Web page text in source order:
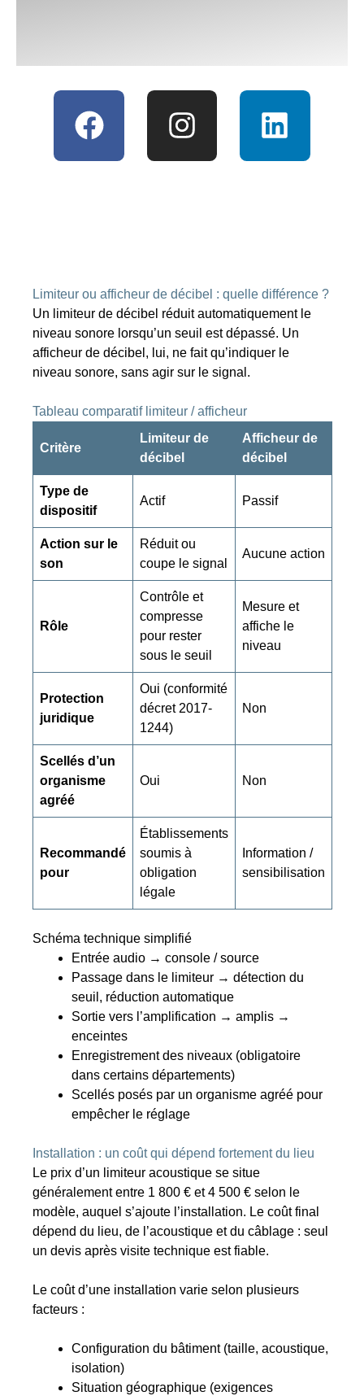
F
a
c
k
I
n
s
r
a
m
L
i
n
n
Limiteur ou afficheur de décibel : quelle différence ?
Un limiteur de décibel réduit automatiquement le
niveau sonore lorsqu’un seuil est dépassé. Un
afficheur de décibel, lui, ne fait qu’indiquer le
niveau sonore, sans agir sur le signal.
Tableau comparatif limiteur / afficheur
Critère
Limiteur de
décibel
Afficheur de
décibel
Type de
dispositif
Actif Passif
Action sur le
son
Réduit ou
coupe le signal
Aucune action
Rôle
Contrôle et
compresse
pour rester
sous le seuil
Mesure et
affiche le
niveau
Protection
juridique
Oui (conformité
décret 2017-
1244)
Non
Scellés d’un
organisme
agréé
Oui Non
Recommandé
pour
Établissements
soumis à
obligation
légale
Information /
sensibilisation
Schéma technique simplifié
Entrée audio → console / source
Passage dans le limiteur → détection du
seuil, réduction automatique
Sortie vers l’amplification → amplis →
enceintes
Enregistrement des niveaux (obligatoire
dans certains départements)
Scellés posés par un organisme agréé pour
empêcher le réglage
Installation : un coût qui dépend fortement du lieu
Le prix d’un limiteur acoustique se situe
généralement entre 1 800 € et 4 500 € selon le
modèle, auquel s’ajoute l’installation. Le coût final
dépend du lieu, de l’acoustique et du câblage : seul
un devis après visite technique est fiable.
Le coût d’une installation varie selon plusieurs
facteurs :
Configuration du bâtiment (taille, acoustique,
isolation)
Situation géographique (exigences